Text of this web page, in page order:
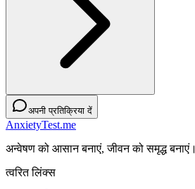
अपनी प्रतिक्रिया दें
AnxietyTest.me
अन्वेषण को आसान बनाएं, जीवन को समृद्ध बनाएं।
त्वरित लिंक्स